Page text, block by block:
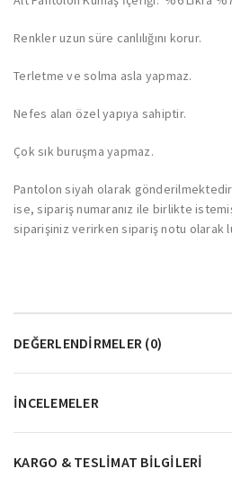
Renkler uzun süre canlılığını korur.
Terletme ve solma asla yapmaz.
Nefes alan özel yapıya sahiptir.
Çok sık buruşma yapmaz.
Pantolon siyah olarak
ise, sipariş numaranız ile birlikte
siparişiniz verirken sipariş notu olarak
DEĞERLENDIRMELER (0)
İNCELEMELER
KARGO & TESLIMAT BILGILERI